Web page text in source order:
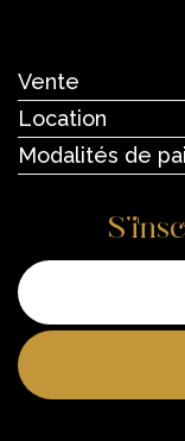
Vente
Location
Modalités de